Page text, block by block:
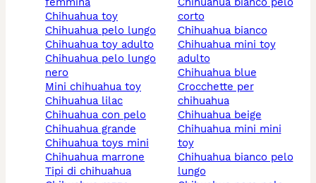
chihuahua toy
chihuahua pelo lungo
chihuahua toy adulto
chihuahua pelo lungo
nero
mini chihuahua toy
chihuahua lilac
chihuahua con pelo
chihuahua grande
chihuahua toys mini
chihuahua marrone
tipi di chihuahua
corto
chihuahua bianco
chihuahua mini toy
adulto
chihuahua blue
crocchette per
chihuahua
chihuahua beige
chihuahua mini mini
toy
chihuahua bianco pelo
lungo